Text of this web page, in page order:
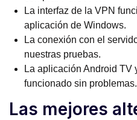
La interfaz de la VPN
aplicación de Windows.
La conexión con el
nuestras pruebas.
La aplicación Android TV
funcionado sin problemas.
Las mejores